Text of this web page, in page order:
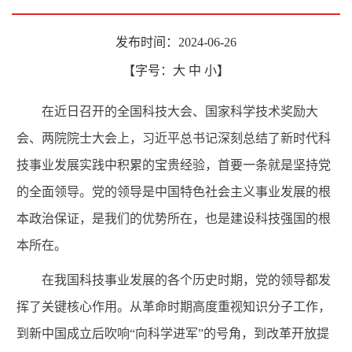
发布时间：2024-06-26
【字号： 大 中 小】
在近日召开的全国科技大会、国家科学技术奖励大
会、两院院士大会上，习近平总书记深刻总结了新时代科
技事业发展实践中积累的宝贵经验，首要一条就是坚持党
的全面领导。党的领导是中国特色社会主义事业发展的根
本政治保证，是我们的优势所在，也是建设科技强国的根
本所在。
在我国科技事业发展的各个历史时期，党的领导都发
挥了关键核心作用。从革命时期高度重视知识分子工作，
到新中国成立后吹响“向科学进军”的号角，到改革开放提